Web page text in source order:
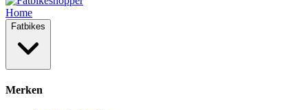
Home
Fatbikes
Merken